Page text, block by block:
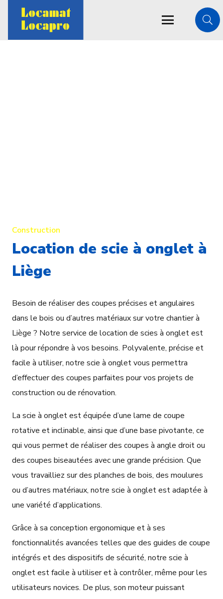
Construction
Location de scie à onglet à
Liège
Besoin de réaliser des coupes précises et angulaires
dans le bois ou d’autres matériaux sur votre chantier à
Liège ? Notre service de location de scies à onglet est
là pour répondre à vos besoins. Polyvalente, précise et
facile à utiliser, notre scie à onglet vous permettra
d’effectuer des coupes parfaites pour vos projets de
construction ou de rénovation.
La scie à onglet est équipée d’une lame de coupe
rotative et inclinable, ainsi que d’une base pivotante, ce
qui vous permet de réaliser des coupes à angle droit ou
des coupes biseautées avec une grande précision. Que
vous travailliez sur des planches de bois, des moulures
ou d’autres matériaux, notre scie à onglet est adaptée à
une variété d’applications.
Grâce à sa conception ergonomique et à ses
fonctionnalités avancées telles que des guides de coupe
intégrés et des dispositifs de sécurité, notre scie à
onglet est facile à utiliser et à contrôler, même pour les
utilisateurs novices. De plus, son moteur puissant